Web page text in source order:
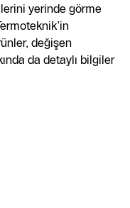
yerinde görme
değişen
da detaylı bilgiler